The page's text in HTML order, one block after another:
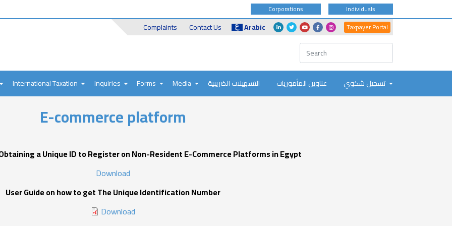
Corporations Individuals
Header
Top
Complaints Contact Us Arabic Social
Icons
Another
Portals
Taxpayer Portal
International Taxation Inquiries Forms Media التسهيلات الضريبية عناوين المأموريات تسجيل شكوي
E-commerce platform
a Unique ID to Register on Non-Resident E-Commerce Platforms in Egypt
Download
User Guide on how to get The Unique Identification Number
Download